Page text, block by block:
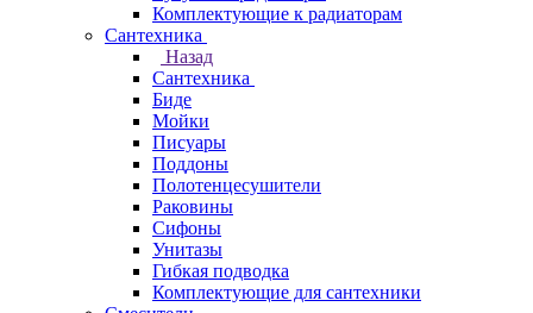
Комплектующие к радиаторам
Сантехника
Назад
Сантехника
Биде
Мойки
Писуары
Поддоны
Полотенцесушители
Раковины
Сифоны
Унитазы
Гибкая подводка
Комплектующие для сантехники